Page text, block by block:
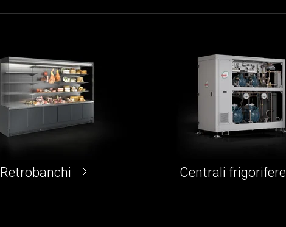
Retrobanchi Centrali frigorifere